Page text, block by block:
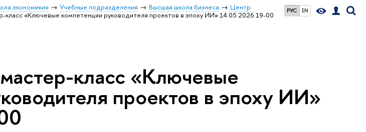
РУС EN
экономики» Учебные подразделения ысшая школа бизнеса
Центр
класс «Ключевые компетенции руководителя проектов в эпоху ИИ» 14.05.2026 19-00
класс «Ключевые
проектов в эпоху ИИ»